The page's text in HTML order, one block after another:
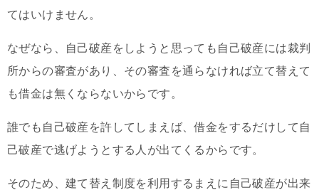
てはいけません。
なぜなら、自己破産をしようと思っても自己破産には裁判
所からの審査があり、その審査を通らなければ立て替えて
も借金は無くならないからです。
誰でも自己破産を許してしまえば、借金をするだけして自
己破産で逃げようとする人が出てくるからです。
そのため、建て替え制度を利用するまえに自己破産が出来